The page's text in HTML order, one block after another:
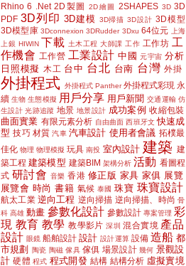
Rhino 6
.Net 2D製圖 2D繪圖 2SHAPES 3D 3D
PDF 3D列印 3D建模 3D掃描 3D設計 3D模型
3D模型庫 3Dconnexion 3DRudder 3Dxu 64位元
上海
上銀 HIWIN 下載 土木工程 大師課 工作 工作坊 工
作機會 工作營 工業設計 中國 元宇宙 分析
日照模擬
木工 台中 台北 台南 台灣 外掛
外掛程式 外掛程式 Panther 外掛程式彩現 永
續 生物 生態模擬 用戶分享 用戶新聞 交通運輸 仿
生設計 光跡追蹤 地景 地景設計 成功案例 收縮包裝
曲面實業 有限元素分析 自由曲面 西班牙文 快速成
型 技巧 材質 汽車 汽車設計 使用者會議 拓樸最
佳化 物理 物理模擬 玩具 南投 室內設計 建築 建
築工程 建築模型 建築BIM 架構分析 活動 看圖程
式 研討會 音樂 香港 修正版 家具 家俱 展覽
展覽會 時尚 書籍 氣候 泰國 珠寶 珠寶設計
航太工業 逆向工程 逆向掃描 逆向掃描、時尚 骨
科 高雄 動畫 參數化設計 參數設計 專案管理 彩
現 教育 教學 教學影片 深圳 混合實境 產品
設計 眼鏡 船舶設計 設計 設計運算 設備 造船 都
市規劃
陶瓷 陶磁 傢具 傢俱 場景設計 幾何 景觀設
計 硬體 程式 程式開發 結構 結構分析 虛擬實境